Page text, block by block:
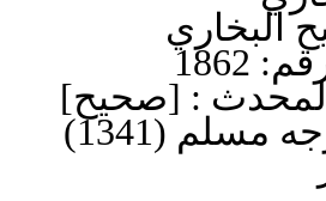
البخاري
1862
: [صحيح]
أخرجه مسلم (1341)